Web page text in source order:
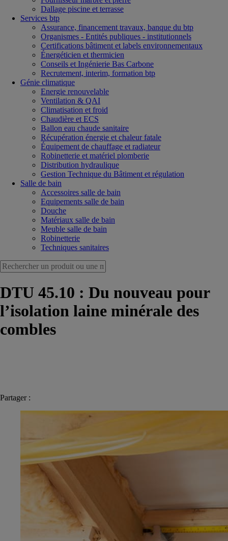
Dallage piscine et terrasse
Services btp
Assurance, financement travaux, banque du btp
Organismes - Entités publiques - institutionnels
Certifications bâtiment et labels environnementaux
Énergéticien et thermicien
Conseils et Ingénierie Bas Carbone
Recrutement, interim, formation btp
Génie climatique
Energie renouvelable
Ventilation & QAI
Climatisation et froid
Chaudière et ECS
Ballon eau chaude sanitaire
Récupération énergie et chaleur fatale
Équipement de chauffage et radiateur
Robinetterie et matériel plomberie
Distribution hydraulique
Gestion Technique du Bâtiment et régulation
Salle de bain
Accessoires salle de bain
Equipements salle de bain
Douche
Matériaux salle de bain
Meuble salle de bain
Robinetterie
Techniques sanitaires
DTU 45.10 : Du nouveau pour
l’isolation laine minérale des
combles
Partager :